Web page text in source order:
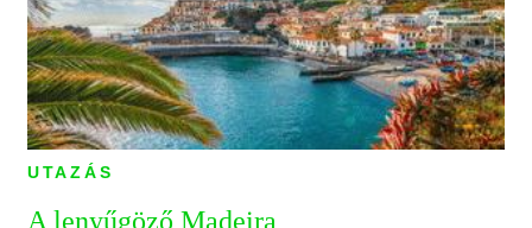
UTAZÁS
A lenyűgöző Madeira